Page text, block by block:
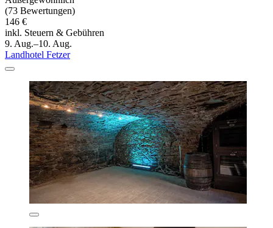
(73 Bewertungen)
146 €
inkl. Steuern & Gebühren
9. Aug.–10. Aug.
Landhotel Fetzer